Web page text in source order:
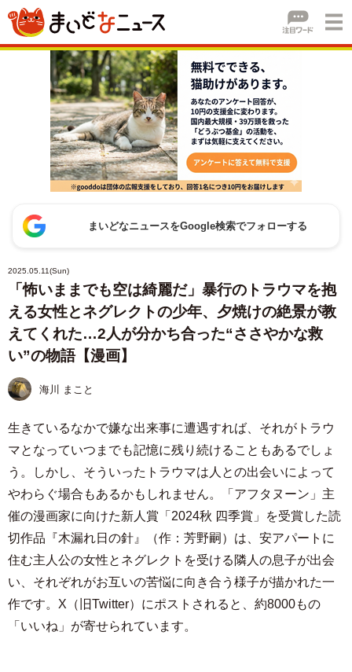
まいどなニュースをGoogle検索でフォローする
2025.05.11(Sun)
「怖いままでも空は綺麗だ」暴行のトラウマを抱
える女性とネグレクトの少年、夕焼けの絶景が教
えてくれた…2人が分かち合った“ささやかな救
い”の物語【漫画】
海川 まこと
生きているなかで嫌な出来事に遭遇すれば、それがトラウ
マとなっていつまでも記憶に残り続けることもあるでしょ
う。しかし、そういったトラウマは人との出会いによって
やわらぐ場合もあるかもしれません。「アフタヌーン」主
催の漫画家に向けた新人賞「2024秋 四季賞」を受賞した読
切作品『木漏れ日の針』（作：芳野嗣）は、安アパートに
住む主人公の女性とネグレクトを受ける隣人の息子が出会
い、それぞれがお互いの苦悩に向き合う様子が描かれた一
作です。X（旧Twitter）にポストされると、約8000もの
「いいね」が寄せられています。